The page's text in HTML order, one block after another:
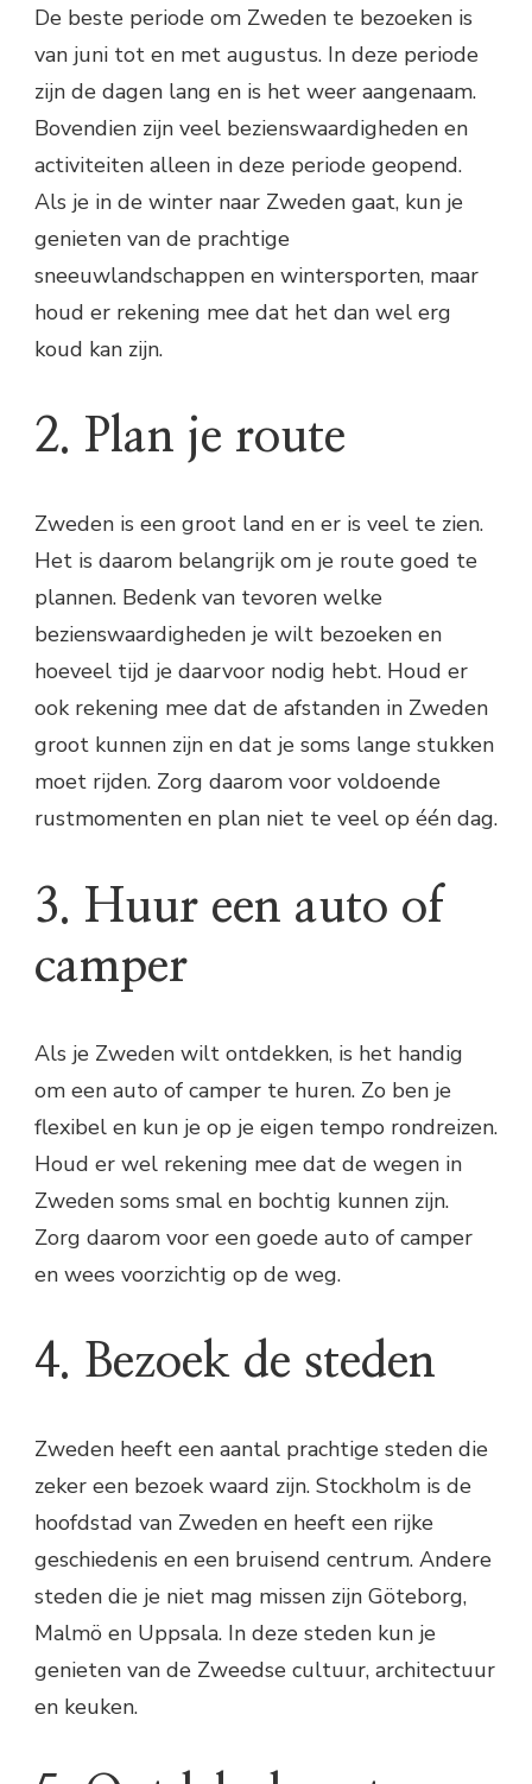
De beste periode om Zweden te bezoeken is
van juni tot en met augustus. In deze periode
zijn de dagen lang en is het weer aangenaam.
Bovendien zijn veel bezienswaardigheden en
activiteiten alleen in deze periode geopend.
Als je in de winter naar Zweden gaat, kun je
genieten van de prachtige
sneeuwlandschappen en wintersporten, maar
houd er rekening mee dat het dan wel erg
koud kan zijn.
2. Plan je route
Zweden is een groot land en er is veel te zien.
Het is daarom belangrijk om je route goed te
plannen. Bedenk van tevoren welke
bezienswaardigheden je wilt bezoeken en
hoeveel tijd je daarvoor nodig hebt. Houd er
ook rekening mee dat de afstanden in Zweden
groot kunnen zijn en dat je soms lange stukken
moet rijden. Zorg daarom voor voldoende
rustmomenten en plan niet te veel op één dag.
3. Huur een auto of
camper
Als je Zweden wilt ontdekken, is het handig
om een auto of camper te huren. Zo ben je
flexibel en kun je op je eigen tempo rondreizen.
Houd er wel rekening mee dat de wegen in
Zweden soms smal en bochtig kunnen zijn.
Zorg daarom voor een goede auto of camper
en wees voorzichtig op de weg.
4. Bezoek de steden
Zweden heeft een aantal prachtige steden die
zeker een bezoek waard zijn. Stockholm is de
hoofdstad van Zweden en heeft een rijke
geschiedenis en een bruisend centrum. Andere
steden die je niet mag missen zijn Göteborg,
Malmö en Uppsala. In deze steden kun je
genieten van de Zweedse cultuur, architectuur
en keuken.